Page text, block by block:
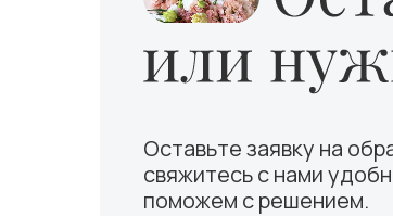
Оставьте заявку на
свяжитесь с нами
поможем с решением.